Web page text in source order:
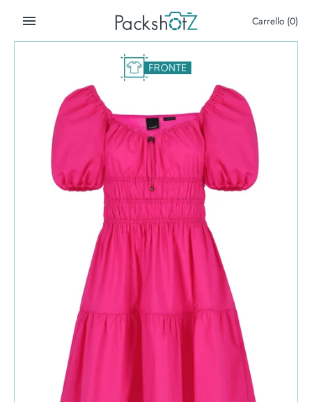
contenuto
Carrello (0)